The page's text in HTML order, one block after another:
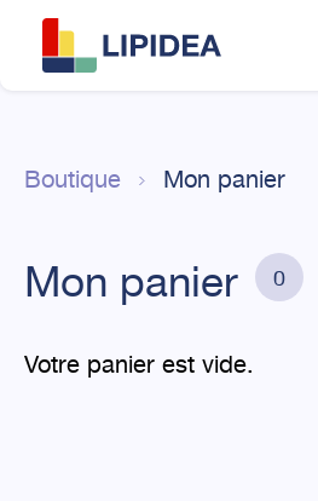
Boutique Mon panier
Mon panier 0
Votre panier est vide.